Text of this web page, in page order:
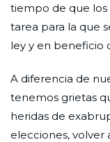
tiempo de que los
tarea para la que
ley y en beneficio
A diferencia de
tenemos grietas
heridas de
elecciones, volver